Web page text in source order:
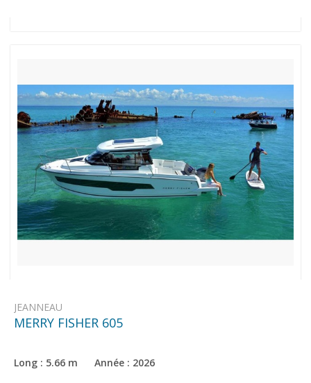
JEANNEAU
MERRY FISHER 605
Long : 5.66 m Année : 2026